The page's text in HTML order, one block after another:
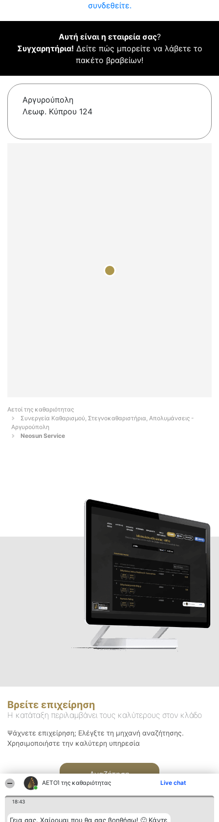
ΑΕΤΟΊ της καθαριότητας Live chat
18:43
Γεια σας. Χαίρομαι που θα σας βοηθήσω! 🙂 Κάντε
συνδεθείτε.
Αυτή είναι η εταιρεία σας?
Συγχαρητήρια! Δείτε πώς μπορείτε να λάβετε το
πακέτο βραβείων!
Αργυρούπολη
Λεωφ. Κύπρου 124
Αετοί της καθαριότητας
Συνεργεία Καθαρισμού, Στεγνοκαθαριστήρια, Απολυμάνσεις -
Αργυρούπολη
Neosun Service
Βρείτε επιχείρηση
Η κατάταξη περιλαμβάνει τους καλύτερους στον κλάδο
Ψάχνετε επιχείρηση; Ελέγξτε τη μηχανή αναζήτησης.
Χρησιμοποιήστε την καλύτερη υπηρεσία
Αναζήτηση